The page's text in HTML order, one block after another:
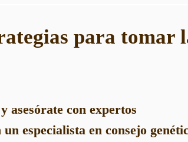
para tomar
asesórate con expertos
especialista en consejo